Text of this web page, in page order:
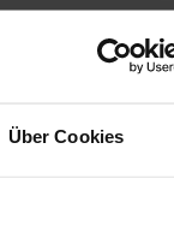
Über Cookies